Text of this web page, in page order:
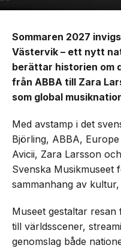
Sommaren 2027
Västervik – ett nytt
berättar historien om
från ABBA till Zara
som global
Med avstamp i det
Björling, ABBA,
Avicii, Zara Larsson
Svenska Musikmuseet
sammanhang av
Museet gestaltar
till världsscener,
genomslag både